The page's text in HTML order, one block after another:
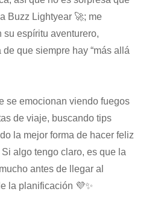
Buzz Lightyear 🚀; me
su espíritu aventurero,
que siempre hay “más allá
se emocionan viendo fuegos
de viaje, buscando tips
la mejor forma de hacer feliz
algo tengo claro, es que la
antes de llegar al
la planificación 💜✨